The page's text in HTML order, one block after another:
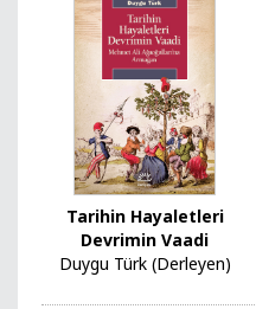
Tarihin Hayaletleri
Devrimin Vaadi
Duygu Türk (Derleyen)